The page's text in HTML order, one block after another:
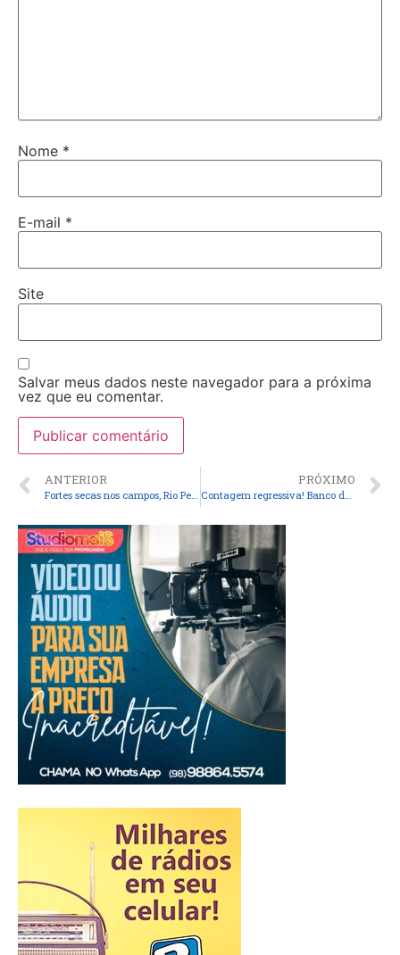
Nome *
E-mail *
Site
Salvar meus dados neste navegador para a próxima
vez que eu comentar.
ANTERIOR PRÓXIMO